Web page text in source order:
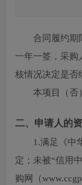
合同履约期
一年一签，采购
核情况决定是否
本项目（否
二、申请人的
1.满足《中
定；未被“信用
购网（